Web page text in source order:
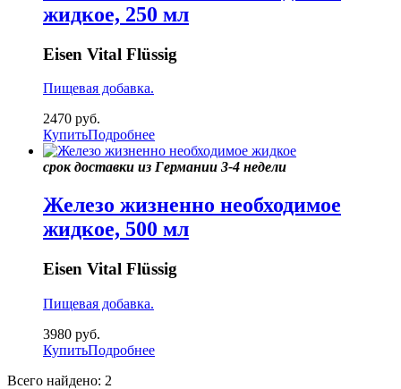
жидкое, 250 мл
Eisen Vital Flüssig
Пищевая добавка.
2470 руб.
КупитьПодробнее
срок доставки из Германии 3-4 недели
Железо жизненно необходимое
жидкое, 500 мл
Eisen Vital Flüssig
Пищевая добавка.
3980 руб.
КупитьПодробнее
Всего найдено: 2